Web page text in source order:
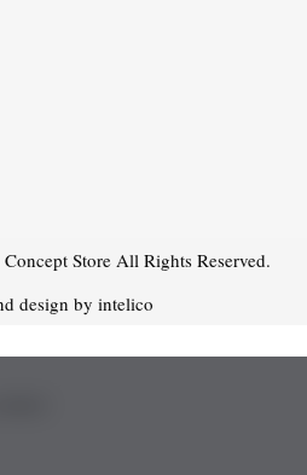
Store All Rights Reserved.
design by intelico